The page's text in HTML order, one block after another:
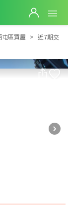
立彩樸悅3房車位
屯區買屋
近7期交